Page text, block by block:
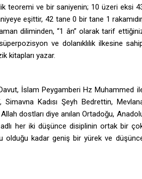
teoremi ve bir saniyenin; 10 üzeri eksi
eşittir, 42 tane 0 bir tane 1
diliminden, “1 ân” olarak tarif
ve dolanıklılık ilkesine
kitapları yazar.
İslam Peygamberi Hz Muhammed
Kadısı Şeyh Bedrettin,
dostları diye anılan Ortadoğu,
adlı her iki düşünce disiplinin ortak bir
olduğu kadar geniş bir yürek ve